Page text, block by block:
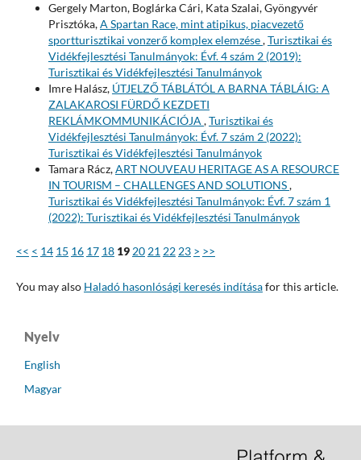
Gergely Marton, Boglárka Cári, Kata Szalai, Gyöngyvér
Prisztóka,A Spartan Race, mint atipikus, piacvezető
sportturisztikai vonzerő komplex elemzése,Turisztikai és
Vidékfejlesztési Tanulmányok: Évf. 4 szám 2 (2019):
Turisztikai és Vidékfejlesztési Tanulmányok
Imre Halász, ÚTJELZŐ TÁBLÁTÓL A BARNA TÁBLÁIG: A
ZALAKAROSI FÜRDŐ KEZDETI
REKLÁMKOMMUNIKÁCIÓJA ,Turisztikai és
Vidékfejlesztési Tanulmányok: Évf. 7 szám 2 (2022):
Turisztikai és Vidékfejlesztési Tanulmányok
Tamara Rácz,ART NOUVEAU HERITAGE AS A RESOURCE
IN TOURISM – CHALLENGES AND SOLUTIONS,
Turisztikai és Vidékfejlesztési Tanulmányok: Évf. 7 szám 1
(2022): Turisztikai és Vidékfejlesztési Tanulmányok
<< < 14 15 16 17 18 19 20 21 22 23 > >>
You may also Haladó hasonlósági keresés indításafor this article.
Nyelv
English
Magyar